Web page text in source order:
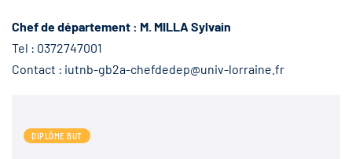
Chef de département : M. MILLA Sylvain
Tel : 0372747001
Contact : iutnb-gb2a-chefdedep@univ-lorraine.fr
DIPLÔME BUT